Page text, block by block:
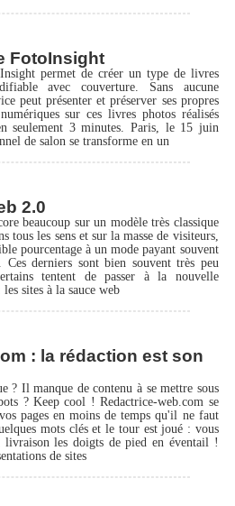
FotoInsight
permet de créer un type de livres
avec couverture. Sans aucune
peut présenter et préserver ses propres
sur ces livres photos réalisés
seulement 3 minutes. Paris, le 15 juin
de salon se transforme en un
2.0
beaucoup sur un modèle très classique
tous les sens et sur la masse de visiteurs,
pourcentage à un mode payant souvent
derniers sont bien souvent très peu
tentent de passer à la nouvelle
sites à la sauce web
: la rédaction est son
? Il manque de contenu à se mettre sous
? Keep cool ! Redactrice-web.com se
pages en moins de temps qu'il ne faut
mots clés et le tour est joué : vous
livraison les doigts de pied en éventail !
de sites